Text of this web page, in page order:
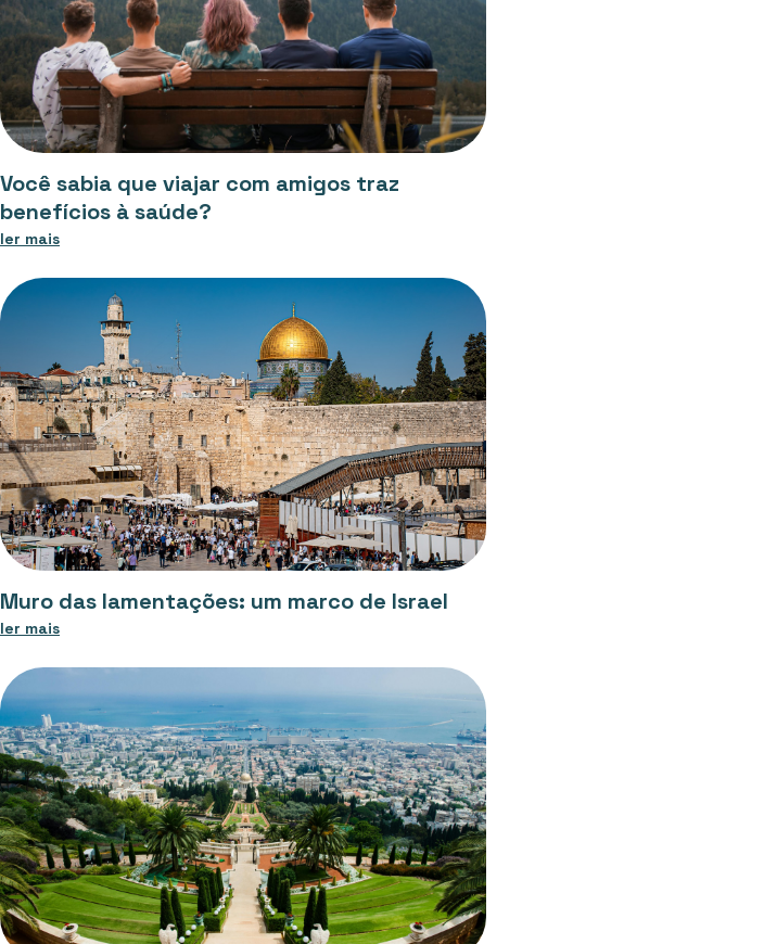
Você sabia que viajar com amigos traz
benefícios à saúde?
ler mais
Muro das lamentações: um marco de Israel
ler mais